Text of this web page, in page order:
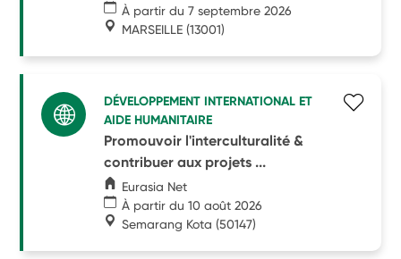
À partir du 7 septembre 2026
MARSEILLE (13001)
DÉVELOPPEMENT INTERNATIONAL ET
AIDE HUMANITAIRE
Promouvoir l'interculturalité &
contribuer aux projets ...
Eurasia Net
À partir du 10 août 2026
Semarang Kota (50147)